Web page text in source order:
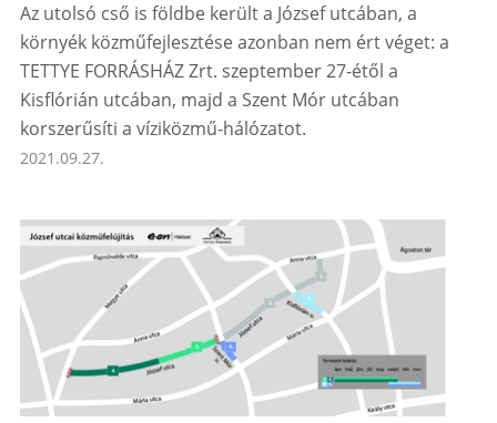
Az utolsó cső is földbe került a József utcában, a
környék közműfejlesztése azonban nem ért véget: a
TETTYE FORRÁSHÁZ Zrt. szeptember 27-étől a
Kisflórián utcában, majd a Szent Mór utcában
korszerűsíti a víziközmű-hálózatot.
2021.09.27.